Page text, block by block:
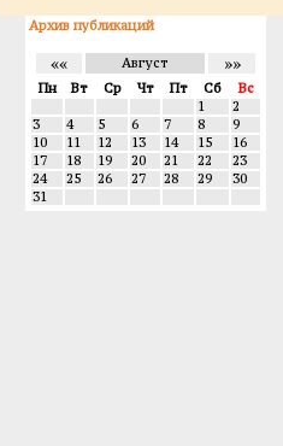
Архив публикаций
«« Август »»
Пн Вт Ср Чт Пт Сб
Вс
1
2
3
4 5 6 7 8
9
10
11 12 13 14 15
16
17
18 19 20 21 22
23
24
25 26 27 28 29
30
31